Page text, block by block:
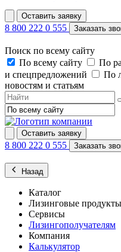
Оставить заявку
8 800 222 0 555 Заказать
Поиск по всему сайту
По всему сайту
По
и спецпредложений
По
новостям и статьям
Оставить заявку
8 800 222 0 555 Заказать
Назад
Каталог
Лизинговые продукты
Сервисы
Лизингополучателям
Компания
Калькулятор